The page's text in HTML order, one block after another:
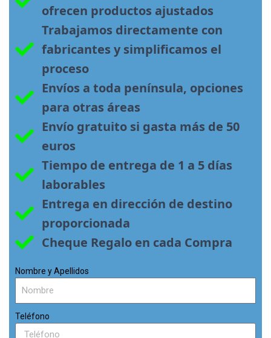
ofrecen productos ajustados
Trabajamos directamente con
fabricantes y simplificamos el
proceso
Envíos a toda península, opciones
para otras áreas
Envío gratuito si gasta más de 50
euros
Tiempo de entrega de 1 a 5 días
laborables
Entrega en dirección de destino
proporcionada
Cheque Regalo en cada Compra
Nombre y Apellidos
Teléfono